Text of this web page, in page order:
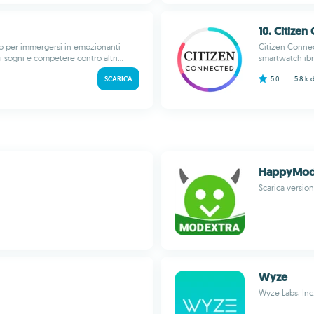
per immergersi in emozionanti
sogni e competere contro altri...
SCARICA
10. Citizen
Citizen
smartwatch
5.0 5.8 k
Scarica
Wyze
Wyze Labs,